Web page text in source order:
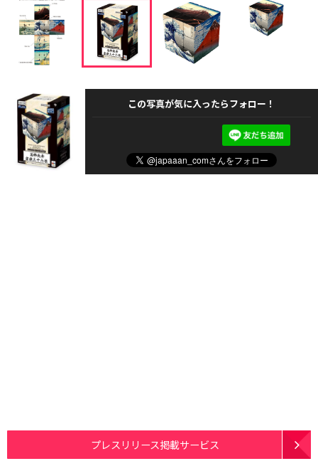
この写真が気に入ったらフォロー！
プレスリリース掲載サービス